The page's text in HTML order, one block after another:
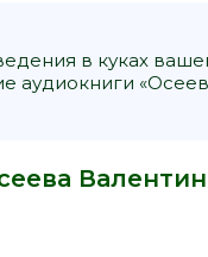
в куках